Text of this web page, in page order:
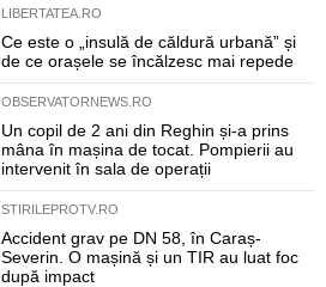
LIBERTATEA.RO
Ce este o „insulă de căldură urbană” și
de ce orașele se încălzesc mai repede
OBSERVATORNEWS.RO
Un copil de 2 ani din Reghin și-a prins
mâna în mașina de tocat. Pompierii au
intervenit în sala de operații
STIRILEPROTV.RO
Accident grav pe DN 58, în Caraș-
Severin. O mașină și un TIR au luat foc
după impact